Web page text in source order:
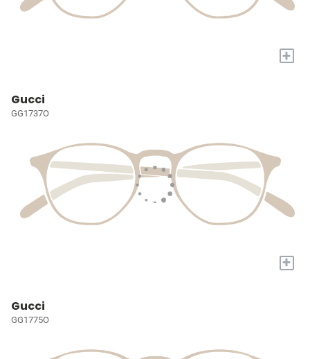
+
Gucci
GG1737O
+
Gucci
GG1775O